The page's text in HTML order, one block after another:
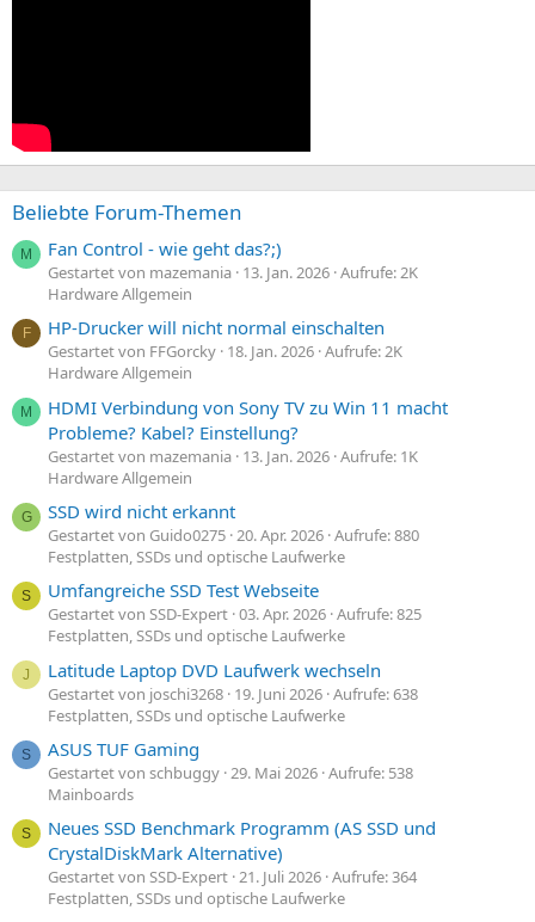
Beliebte Forum-Themen
M Fan Control - wie geht das?;)
Gestartet von mazemania 13. Jan. 2026 Aufrufe: 2K
Hardware Allgemein
F HP-Drucker will nicht normal einschalten
Gestartet von FFGorcky 18. Jan. 2026 Aufrufe: 2K
Hardware Allgemein
M
HDMI Verbindung von Sony TV zu Win 11 macht
Probleme? Kabel? Einstellung?
Gestartet von mazemania 13. Jan. 2026 Aufrufe: 1K
Hardware Allgemein
G SSD wird nicht erkannt
Gestartet von Guido0275 20. Apr. 2026 Aufrufe: 880
Festplatten, SSDs und optische Laufwerke
S Umfangreiche SSD Test Webseite
Gestartet von SSD-Expert 03. Apr. 2026 Aufrufe: 825
Festplatten, SSDs und optische Laufwerke
J Latitude Laptop DVD Laufwerk wechseln
Gestartet von joschi3268 19. Juni 2026 Aufrufe: 638
Festplatten, SSDs und optische Laufwerke
S ASUS TUF Gaming
Gestartet von schbuggy 29. Mai 2026 Aufrufe: 538
Mainboards
S
Neues SSD Benchmark Programm (AS SSD und
CrystalDiskMark Alternative)
Gestartet von SSD-Expert 21. Juli 2026 Aufrufe: 364
Festplatten, SSDs und optische Laufwerke